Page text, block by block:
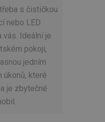
s čističkou
nebo LED
vás. Ideální je
pokoji,
jedním
úkonů, které
je zbytečné